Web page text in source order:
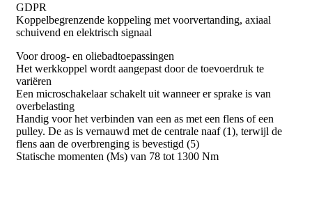
GDPR
Koppelbegrenzende koppeling met voorvertanding, axiaal
schuivend en elektrisch signaal
Voor droog- en oliebadtoepassingen
Het werkkoppel wordt aangepast door de toevoerdruk te
variëren
Een microschakelaar schakelt uit wanneer er sprake is van
overbelasting
Handig voor het verbinden van een as met een flens of een
pulley. De as is vernauwd met de centrale naaf (1), terwijl de
flens aan de overbrenging is bevestigd (5)
Statische momenten (Ms) van 78 tot 1300 Nm